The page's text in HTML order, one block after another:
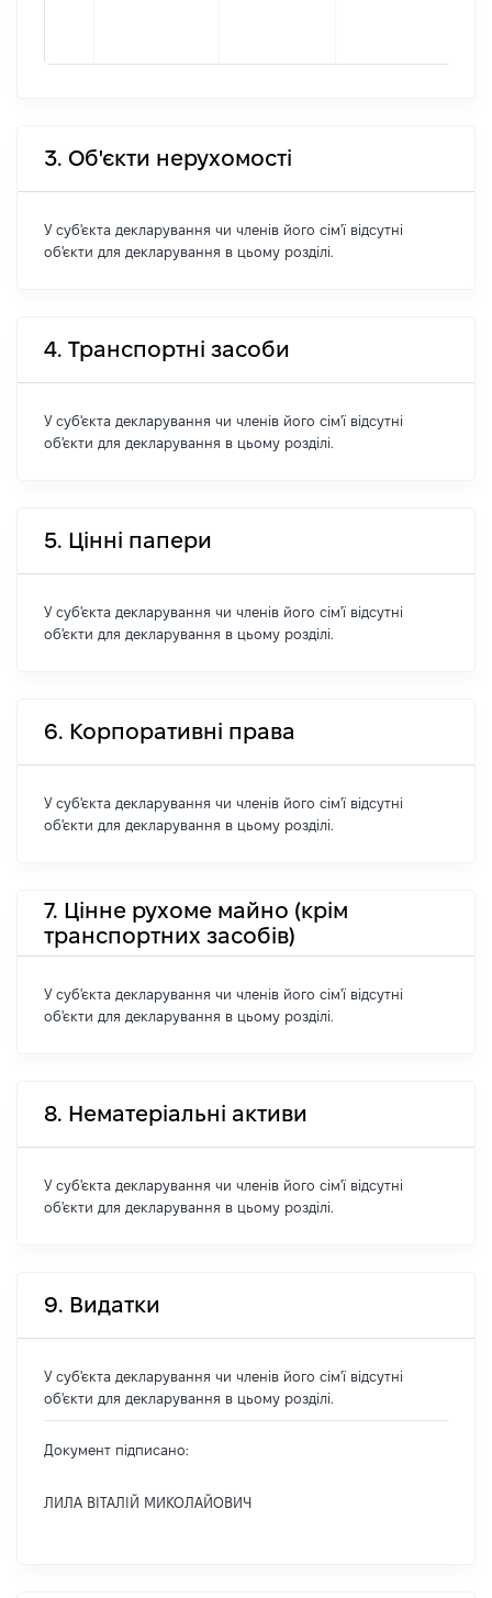
3. Об'єкти нерухомості
У суб'єкта декларування чи членів його сім'ї відсутні
об'єкти для декларування в цьому розділі.
4. Транспортні засоби
У суб'єкта декларування чи членів його сім'ї відсутні
об'єкти для декларування в цьому розділі.
5. Цінні папери
У суб'єкта декларування чи членів його сім'ї відсутні
об'єкти для декларування в цьому розділі.
6. Корпоративні права
У суб'єкта декларування чи членів його сім'ї відсутні
об'єкти для декларування в цьому розділі.
7. Цінне рухоме майно (крім
транспортних засобів)
У суб'єкта декларування чи членів його сім'ї відсутні
об'єкти для декларування в цьому розділі.
8. Нематеріальні активи
У суб'єкта декларування чи членів його сім'ї відсутні
об'єкти для декларування в цьому розділі.
9. Видатки
У суб'єкта декларування чи членів його сім'ї відсутні
об'єкти для декларування в цьому розділі.
Документ підписано:
ЛИЛА ВІТАЛІЙ МИКОЛАЙОВИЧ